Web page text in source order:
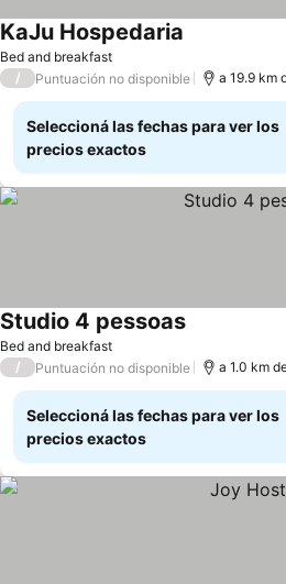
Bed and breakfast
KaJu Hospedaria
/ Puntuación no disponible a 19.9 km
Seleccioná las fechas para ver los
precios exactos
Bed and breakfast
Studio 4 pessoas
/ Puntuación no disponible a 1.0 km
Seleccioná las fechas para ver los
precios exactos